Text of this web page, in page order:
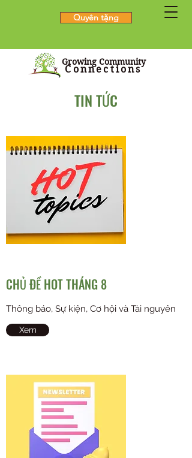
Quyên tặng
Growing Community
Connections
TIN TỨC
CHỦ ĐỀ HOT THÁNG 8
Thông báo, Sự kiện, Cơ hội và Tài nguyên
Xem